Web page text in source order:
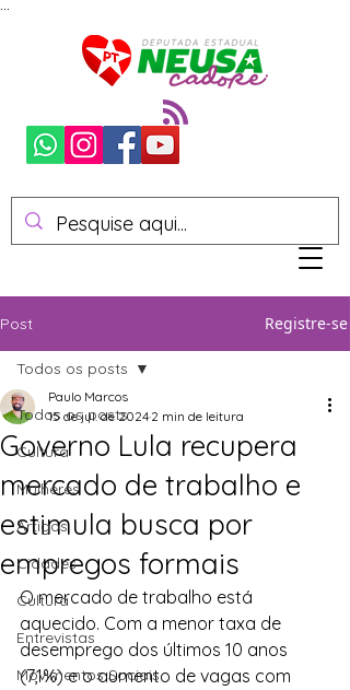
Post Registre-se
Todos os posts
Cultura
Mulheres
Artigos
Cidades
Cultura
Entrevistas
Movimentos Sociais
Todos os posts
Governo Lula recupera
mercado de trabalho e
estimula busca por
empregos formais
Paulo Marcos
15 de jul. de 2024 2 min de leitura
O mercado de trabalho está
aquecido. Com a menor taxa de
desemprego dos últimos 10 anos
(7,1%) e o aumento de vagas com